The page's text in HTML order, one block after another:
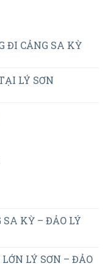
ĐI CẢNG SA KỲ
LÝ SƠN
SA KỲ – ĐẢO LÝ
LÝ SƠN – ĐẢO